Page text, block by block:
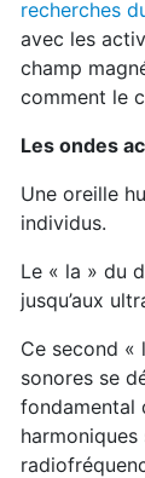
recherches
avec les
champ
comment le
Les ondes
Une oreille
individus.
Le « la » du
jusqu’aux
Ce second «
sonores se
fondamental